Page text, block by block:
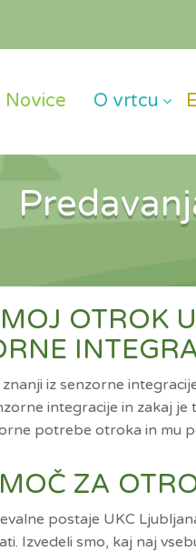
Novice O vrtcu
OTROK
iz senzorne
integracije in zakaj
potrebe otroka in mu
ZA
postaje UKC
Izvedeli smo, kaj naj